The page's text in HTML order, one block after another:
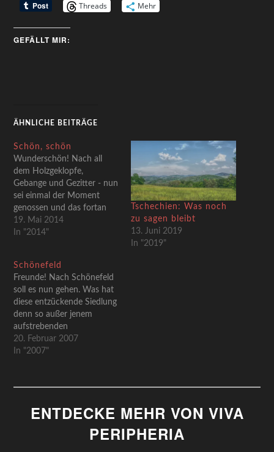
Threads
Mehr
GEFÄLLT MIR:
ÄHNLICHE BEITRÄGE
Schön, schön
Wunderschön! Nach all
dem Holzgeklopfe,
Gebange und Gezitter - nun
sei einmal der Moment
genossen und das fortan
sooft wie möglich. Und ich
wiederhole mich gern und
19. Mai 2014
In "2014"
Tschechien: Was noch
zu sagen bleibt
13. Juni 2019
In "2019"
Schönefeld
Freunde! Nach Schönefeld
soll es nun gehen. Was hat
diese entzückende Siedlung
denn so außer jenem
aufstrebenden
Großflughafen, der von so
vielen Menschen aufs
zu bieten. Nun ja, zunächst
Wappen! Und nicht nur
eine Erklärung dazu…
20. Februar 2007
In "2007"
ENTDECKE MEHR VON VIVA
PERIPHERIA